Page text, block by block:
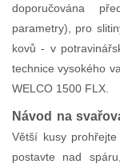
doporučována
parametry), pro
kovů - v
technice vysokého
WELCO 1500 FLX.
Návod na
Větší kusy
postavte nad